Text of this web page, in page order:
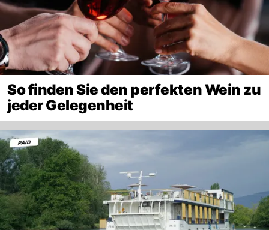
So finden Sie den perfekten Wein zu
jeder Gelegenheit